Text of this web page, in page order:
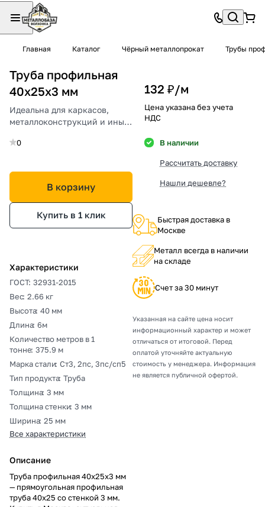
Главная Каталог Чёрный металлопрокат Трубы
Труба профильная
40х25х3 мм
Идеальна для каркасов,
металлоконструкций и иных
0
В корзину
Купить в 1 клик
Характеристики
ГОСТ: 32931-2015
Вес: 2.66 кг
Высота: 40 мм
Длина: 6м
Количество метров в 1
тонне: 375.9 м
Марка стали: Ст3, 2пс, 3пс/сп5
Тип продукта: Труба
Толщина: 3 мм
Толщина стенки: 3 мм
Ширина: 25 мм
Все характеристики
Описание
Труба профильная 40х25х3 мм
— прямоугольная профильная
труба 40х25 со стенкой 3 мм.
132 ₽/м
Цена указана без учета
НДС
В наличии
Рассчитать доставку
Нашли дешевле?
Быстрая доставка в
Москве
Металл всегда в наличии
на складе
Счет за 30 минут
Указанная на сайте цена носит
информационный характер и может
отличаться от итоговой. Перед
оплатой уточняйте актуальную
стоимость у менеджера. Информация
не является публичной офертой.